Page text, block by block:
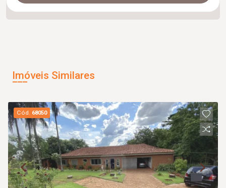
Imóveis Similares
Cód. 68050